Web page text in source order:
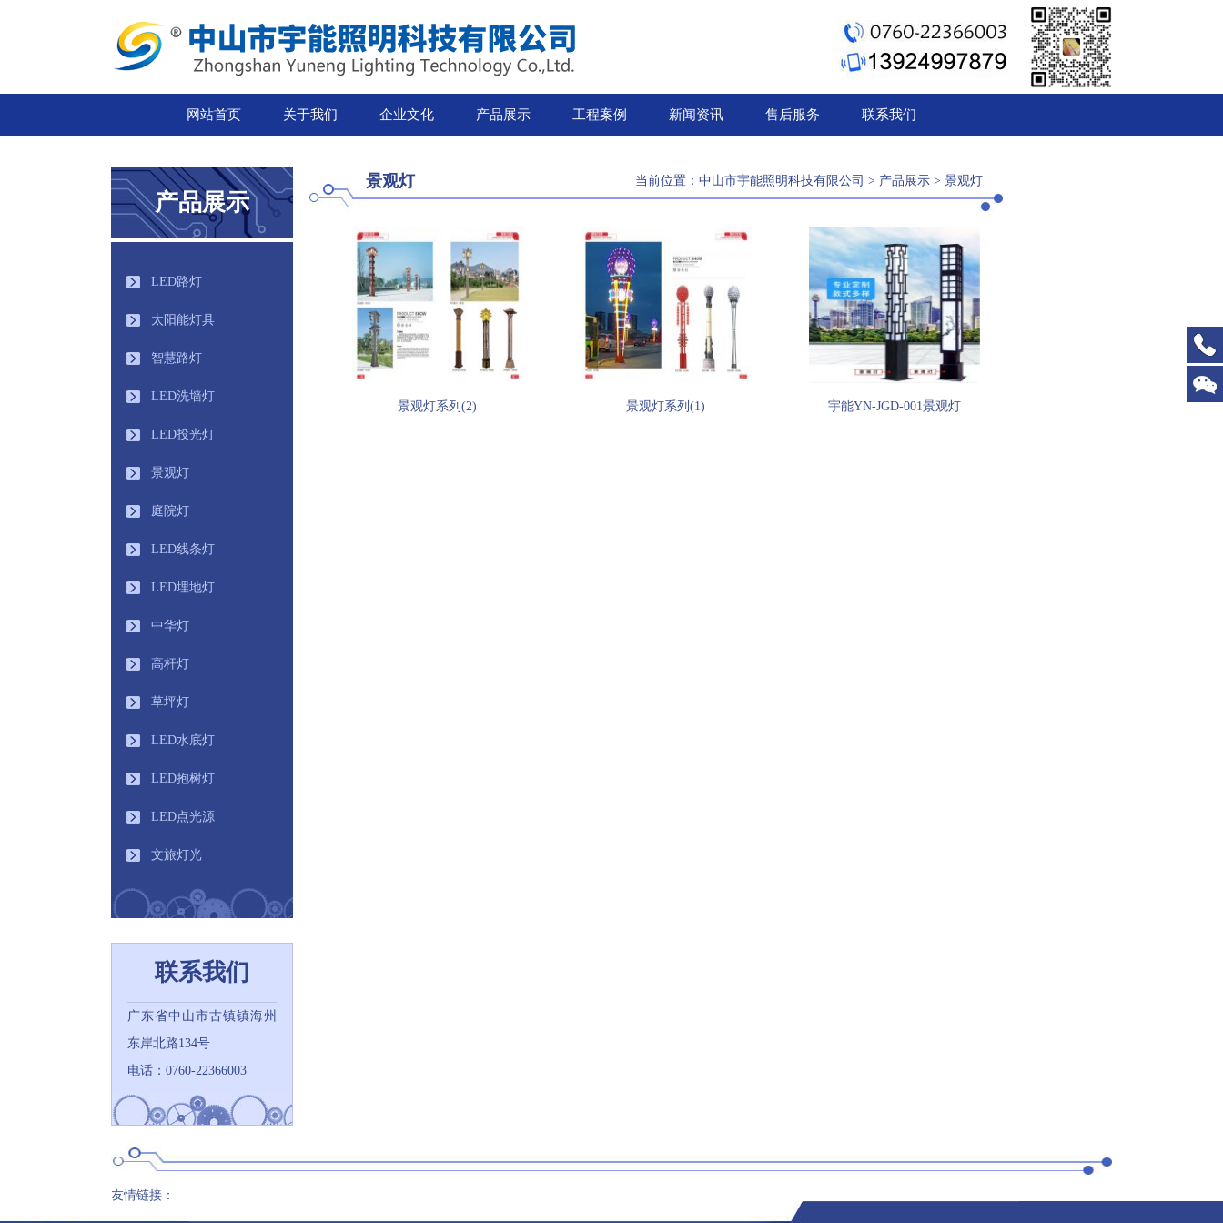
网站首页 关于我们 企业文化 产品展示 工程案例 新闻资讯 售后服务 联系我们
产品展示
LED路灯
太阳能灯具
智慧路灯
LED洗墙灯
LED投光灯
景观灯
庭院灯
LED线条灯
LED埋地灯
中华灯
高杆灯
草坪灯
LED水底灯
LED抱树灯
LED点光源
文旅灯光
联系我们
广东省中山市古镇镇海州
东岸北路134号
电话：0760-22366003
景观灯 当前位置： 中山市宇能照明科技有限公司 > 产品展示 > 景观灯
景观灯系列(2) 景观灯系列(1) 宇能YN-JGD-001景观灯
友情链接：